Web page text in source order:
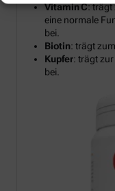
Vitamin C: trägt
eine normale
bei.
Biotin: trägt
Kupfer: trägt
bei.